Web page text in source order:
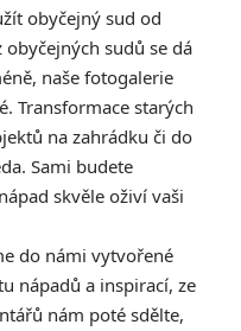
obyčejný sud od
sudů se dá
naše fotogalerie
Transformace starých
na zahrádku či do
Sami budete
skvěle oživí vaši
do námi vytvořené
nápadů a inspirací, ze
nám poté sdělte,